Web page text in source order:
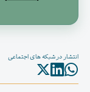
انتشار در شبکه های اجتماعی